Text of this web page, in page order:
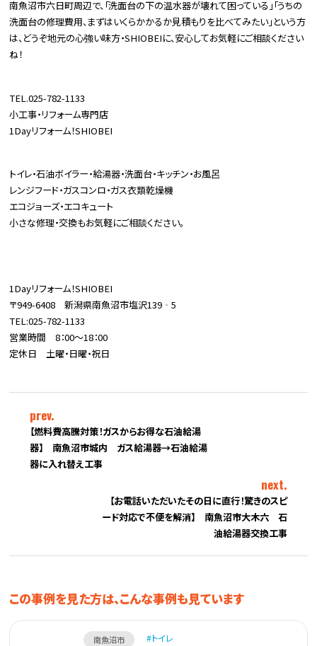
南魚沼市六日町周辺で、「洗面台の下の温水器が壊れて困っている」「うちの
洗面台の修理費用、まずはいくらかかるか見積もりを比べてみたい」という方
は、どうぞ地元の心強い味方・SHIOBEIに、安心してお気軽にご相談ください
ね！
TEL.025-782-1133
小工事・リフォーム専門店
1Dayリフォーム！SHIOBEI
トイレ・石油ボイラー・給湯器・洗面台・キッチン・お風呂
レンジフード・ガスコンロ・ガス衣類乾燥機
エコジョーズ・エコキュート
小さな修理・交換もお気軽にご相談ください。
1Dayリフォーム！SHIOBEI
〒949-6408 新潟県南魚沼市塩沢139‐5
TEL:025-782-1133
営業時間 8：00～18：00
定休日 土曜・日曜・祝日
prev.
【燃料費高騰対策！ガスからお得な石油給湯
器】 南魚沼市城内 ガス給湯器→石油給湯
器に入れ替え工事
next.
【お電話いただいたその日に直行！驚きのスピ
ード対応で不便を解消】 南魚沼市大木六 石
油給湯器交換工事
この事例を見た方は、こんな事例も見ています
南魚沼市 トイレ